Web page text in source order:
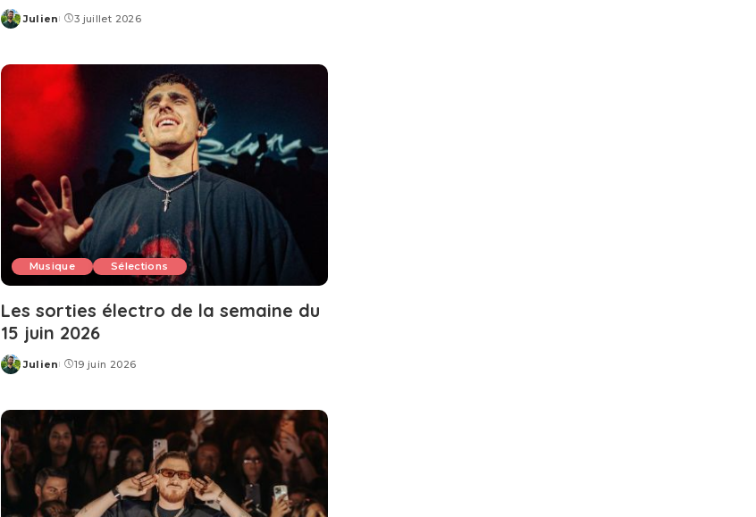
Posted
Julien 3 juillet 2026
Musique Sélections
Les sorties électro de la semaine du
15 juin 2026
Posted
Julien 19 juin 2026